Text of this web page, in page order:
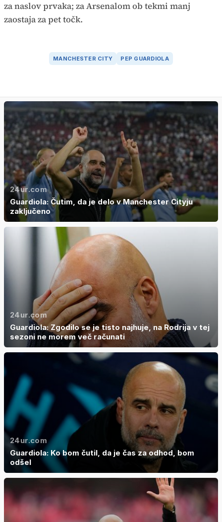
za naslov prvaka; za Arsenalom ob tekmi manj
zaostaja za pet točk.
MANCHESTER CITY PEP GUARDIOLA
24ur.com
Guardiola: Čutim, da je delo v Manchester Cityju
zaključeno
24ur.com
Guardiola: Zgodilo se je tisto najhuje, na Rodrija v tej
sezoni ne morem več računati
24ur.com
Guardiola: Ko bom čutil, da je čas za odhod, bom
odšel